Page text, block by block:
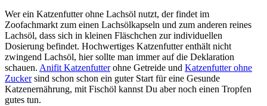
Wer ein Katzenfutter ohne Lachsöl nutzt, der findet im
Zoofachmarkt zum einen Lachsölkapseln und zum anderen reines
Lachsöl, dass sich in kleinen Fläschchen zur individuellen
Dosierung befindet. Hochwertiges Katzenfutter enthält nicht
zwingend Lachsöl, hier sollte man immer auf die Deklaration
schauen. Anifit Katzenfutterohne Getreide und Katzenfutter ohne
Zuckersind schon schon ein guter Start für eine Gesunde
Katzenernährung, mit Fischöl kannst Du aber noch einen Tropfen
gutes tun.